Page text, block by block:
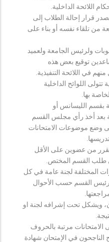
اللائحة الداخلية.
قرار إحالة الطلاب إلى
من تلقاء نفسه أو بناء على
ولرئيس الجامعة ولعميد
توقيع بعض هذه
في اللائحة التنفيذية.
تتولى اللوائح الداخلية
بها.
بقسم الليسانس أو
بعد أخذ رأي مجلس القسم
وضع موضوعات الامتحانات
من عضوين على الأقل
طلب القسم المختص.
المختلفة لجنة عامة في كل
رئيس القسم حسب الأحوال
ويشكل تحت إشرافه لجنة او
الامتحانات مرتبة بالحروف
الناجحون في الإمتحان شهادة